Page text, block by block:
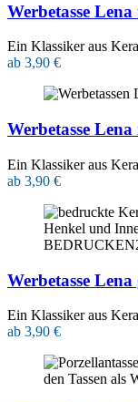
Werbetasse
Ein Klassiker aus
ab 3,90 €
Werbetasse
Ein Klassiker aus
ab 3,90 €
Werbetasse
Ein Klassiker aus
ab 3,90 €